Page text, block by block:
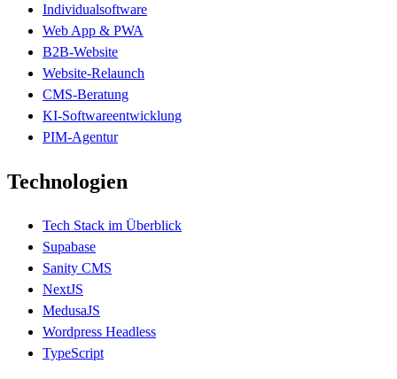
Individualsoftware
Web App & PWA
B2B-Website
Website-Relaunch
CMS-Beratung
KI-Softwareentwicklung
PIM-Agentur
Technologien
Tech Stack im Überblick
Supabase
Sanity CMS
NextJS
MedusaJS
Wordpress Headless
TypeScript